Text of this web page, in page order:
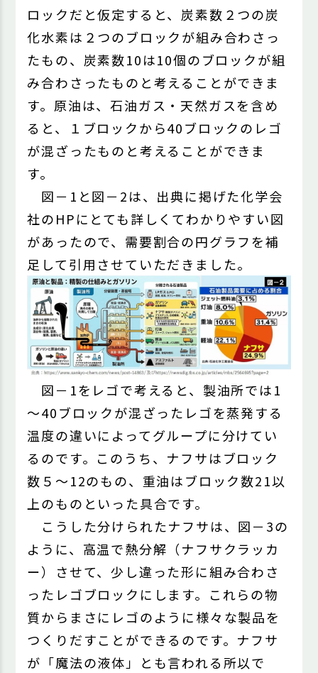
ロックだと仮定すると、炭素数２つの炭
化水素は２つのブロックが組み合わさっ
たもの、炭素数10は10個のブロックが組
み合わさったものと考えることができま
す。原油は、石油ガス・天然ガスを含め
ると、１ブロックから40ブロックのレゴ
が混ざったものと考えることができま
す。
図－1と図－2は、出典に掲げた化学会
社のHPにとても詳しくてわかりやすい図
があったので、需要割合の円グラフを補
足して引用させていただきました。
図－1をレゴで考えると、製油所では1
～40ブロックが混ざったレゴを蒸発する
温度の違いによってグループに分けてい
るのです。このうち、ナフサはブロック
数５～12のもの、重油はブロック数21以
上のものといった具合です。
こうした分けられたナフサは、図－3の
ように、高温で熱分解（ナフサクラッカ
ー）させて、少し違った形に組み合わさ
ったレゴブロックにします。これらの物
質からまさにレゴのように様々な製品を
つくりだすことができるのです。ナフサ
が「魔法の液体」とも言われる所以で